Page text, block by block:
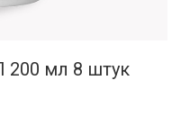
200 мл 8 штук